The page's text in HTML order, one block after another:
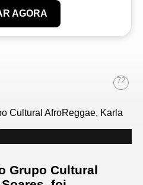
AGORA
72
Grupo Cultural